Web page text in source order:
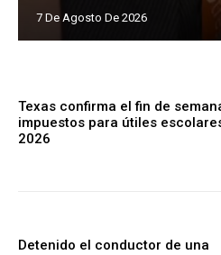
7 De Agosto De 2026
Texas confirma el fin de
impuestos para útiles
2026
Detenido el conductor de una